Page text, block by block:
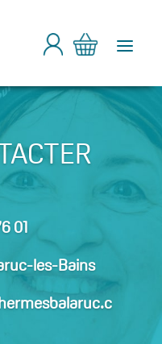
a
01
les-Bains